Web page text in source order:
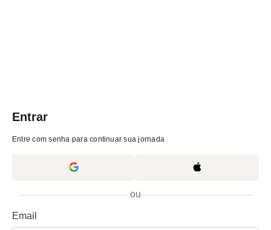
Entrar
Entre com senha para continuar sua jornada
ou
Email